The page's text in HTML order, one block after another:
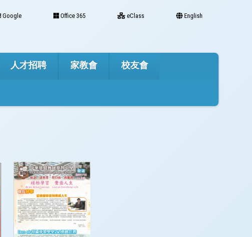
Google Office 365 eClass English
人才招聘 家教會 校友會